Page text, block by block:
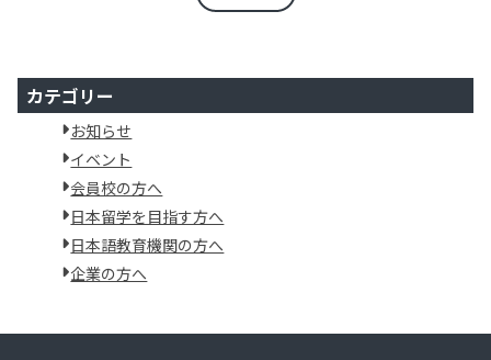
カテゴリー
お知らせ
イベント
会員校の方へ
日本留学を目指す方へ
日本語教育機関の方へ
企業の方へ